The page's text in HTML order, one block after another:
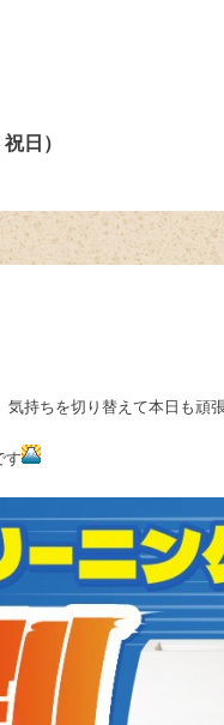
日）
持ちを切り替えて本日も頑
す